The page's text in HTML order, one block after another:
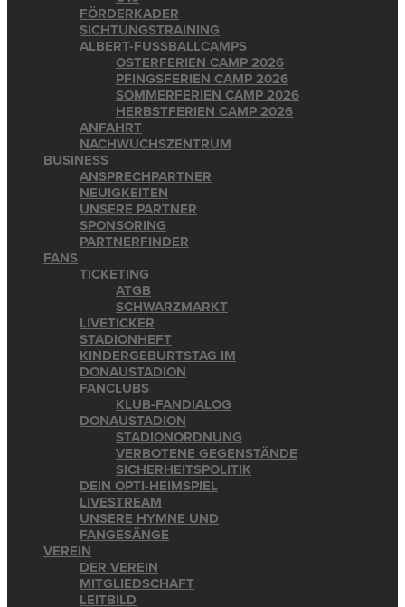
FÖRDERKADER
SICHTUNGSTRAINING
ALBERT-FUSSBALLCAMPS
OSTERFERIEN CAMP 2026
PFINGSFERIEN CAMP 2026
SOMMERFERIEN CAMP 2026
HERBSTFERIEN CAMP 2026
ANFAHRT
NACHWUCHSZENTRUM
BUSINESS
ANSPRECHPARTNER
NEUIGKEITEN
UNSERE PARTNER
SPONSORING
PARTNERFINDER
FANS
TICKETING
ATGB
SCHWARZMARKT
LIVETICKER
STADIONHEFT
KINDERGEBURTSTAG IM
DONAUSTADION
FANCLUBS
KLUB-FANDIALOG
DONAUSTADION
STADIONORDNUNG
VERBOTENE GEGENSTÄNDE
SICHERHEITSPOLITIK
DEIN OPTI-HEIMSPIEL
LIVESTREAM
UNSERE HYMNE UND
FANGESÄNGE
VEREIN
DER VEREIN
MITGLIEDSCHAFT
LEITBILD